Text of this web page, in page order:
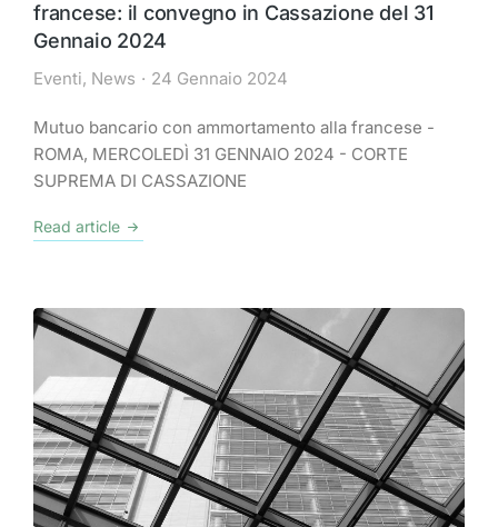
francese: il convegno in Cassazione del 31
Gennaio 2024
Eventi, News 24 Gennaio 2024
Mutuo bancario con ammortamento alla francese -
ROMA, MERCOLEDÌ 31 GENNAIO 2024 - CORTE
SUPREMA DI CASSAZIONE
Read article